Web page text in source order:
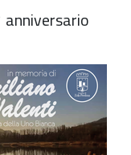
anniversario
events/in-